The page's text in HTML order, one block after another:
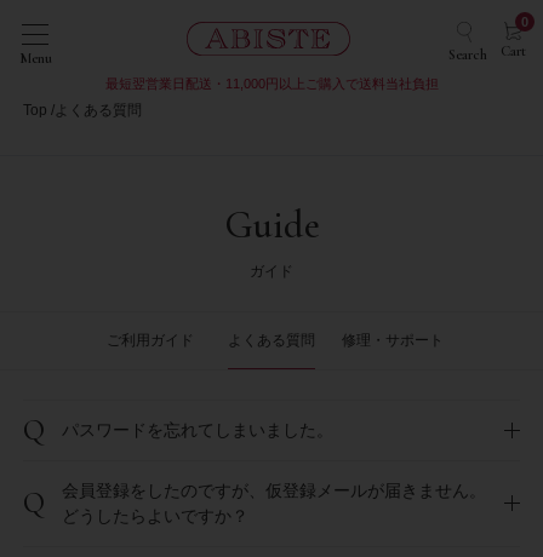
Menu Search Cart
0
最短翌営業日配送・11,000円以上ご購入で送料当社負担
Top よくある質問
Guide
ガイド
ご利用ガイド よくある質問 修理・サポート
Q パスワードを忘れてしまいました。
Q
会員登録をしたのですが、仮登録メールが届きません。
どうしたらよいですか？